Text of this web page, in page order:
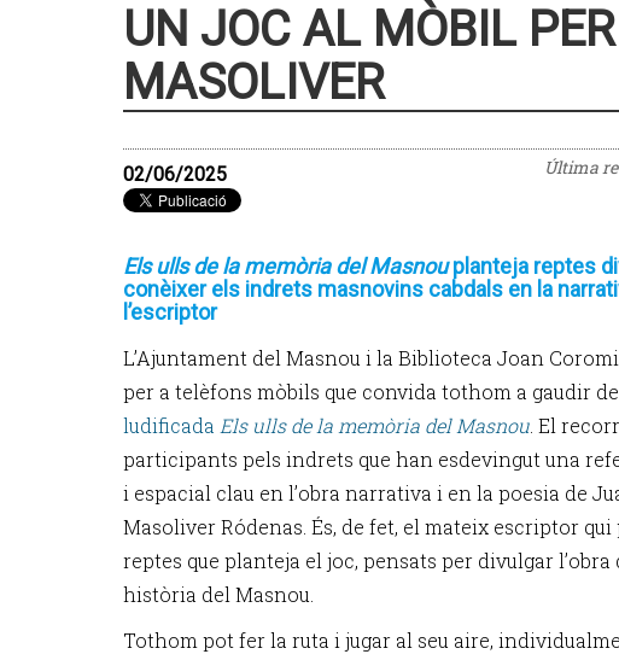
UN JOC AL MÒBIL
MASOLIVER
Última
02/06/2025
Els ulls de la memòria del Masnouplanteja reptes
conèixer els indrets masnovins cabdals en la
l’escriptor
L’Ajuntament del Masnou i la Biblioteca Joan
per a telèfons mòbils que convida tothom a gaudir de
ludificada Els ulls de la memòria del Masnou . El
participants pels indrets que han esdevingut una
i espacial clau en l’obra narrativa i en la poesia de
Masoliver Ródenas. És, de fet, el mateix escriptor qui
reptes que planteja el joc, pensats per divulgar
història del Masnou.
Tothom pot fer la ruta i jugar al seu aire,